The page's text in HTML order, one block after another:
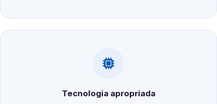
Tecnologia apropriada